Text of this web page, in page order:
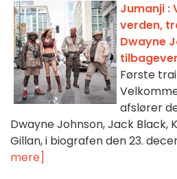
Jumanji :
verden,
Dwayne
Første
afslører
Dwayne Johnson, Jack Black,
Gillan, i biografen den 23.
mere]